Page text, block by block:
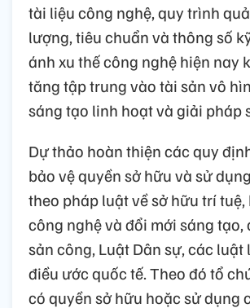
tài liệu công nghệ, quy trình
lượng, tiêu chuẩn và thông số
ánh xu thế công nghệ hiện nay
tăng tập trung vào tài sản vô
sáng tạo linh hoạt và giải pháp
Dự thảo hoàn thiện các quy
bảo vệ quyền sở hữu và sử
theo pháp luật về sở hữu trí tuệ,
công nghệ và đổi mới sáng tạo,
sản công, Luật Dân sự, các luật
điều ước quốc tế. Theo đó tổ
có quyền sở hữu hoặc sử dụng